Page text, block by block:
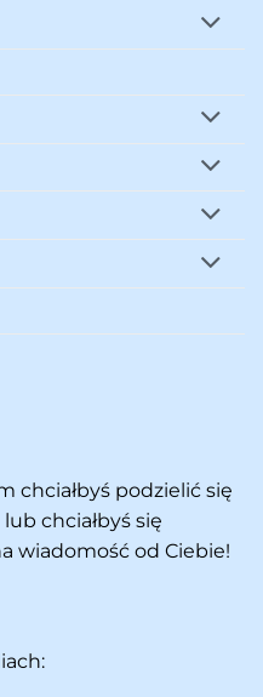
chciałbyś podzielić się
chciałbyś się
wiadomość od Ciebie!